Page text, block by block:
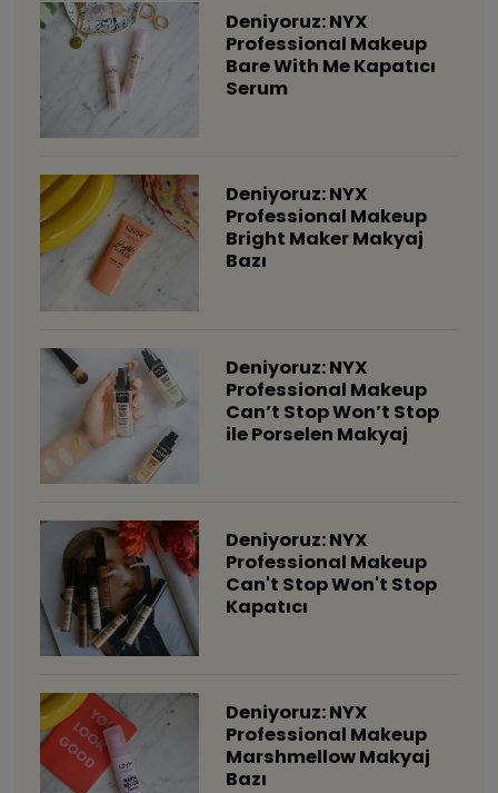
Deniyoruz: NYX
Professional Makeup
Bare With Me Kapatıcı
Serum
Deniyoruz: NYX
Professional Makeup
Bright Maker Makyaj
Bazı
Deniyoruz: NYX
Professional Makeup
Can’t Stop Won’t Stop
ile Porselen Makyaj
Deniyoruz: NYX
Professional Makeup
Can't Stop Won't Stop
Kapatıcı
Deniyoruz: NYX
Professional Makeup
Marshmellow Makyaj
Bazı